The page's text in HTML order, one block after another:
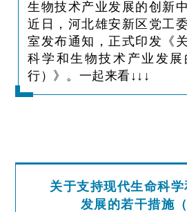
生物技术产业发展的创新
近日，河北雄安新区党工
室发布通知，正式印发《
科学和生物技术产业发
行）》。一起来看↓↓↓
关于支持现代生命科
发展的若干措施（